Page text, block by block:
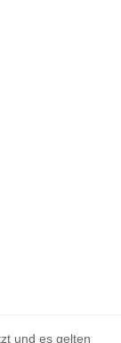
und es gelten